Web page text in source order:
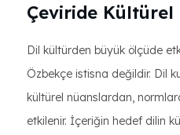
Çeviride Kültürel
Dil kültürden büyük ölçüde
Özbekçe istisna değildir. Dil
kültürel nüanslardan,
etkilenir. İçeriğin hedef dilin